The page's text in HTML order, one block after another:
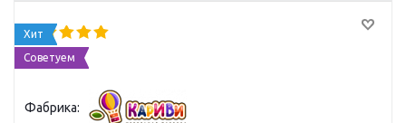
Хит
Советуем
Фабрика: